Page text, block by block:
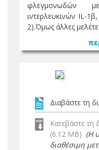
φλεγμονωδών
ιντερλευκινών IL-
2).Όμως άλλες
Διαβάστε τη
Κατεβάστε τη
(6.12 MB) (Η
διαθέσιμη